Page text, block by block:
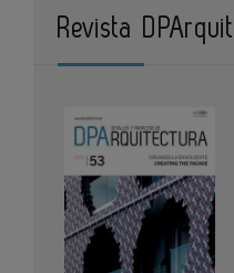
Revista